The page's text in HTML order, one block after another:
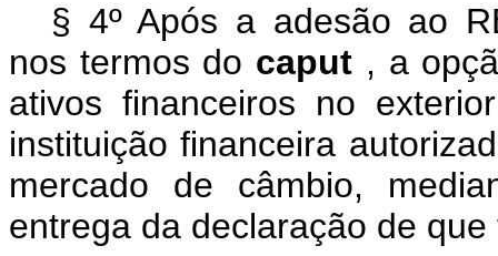
§ 4º Após a adesão ao
nos termos do caput , a
ativos financeiros no
instituição financeira
mercado de câmbio,
entrega da declaração de